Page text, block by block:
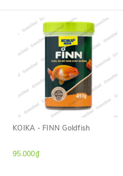
KOIKA - FINN Goldfish
95.000₫